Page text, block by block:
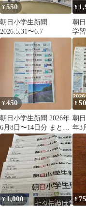
¥550
朝日小学生新聞
2026.5.31〜6.7
¥
朝
学
新
¥450
朝日小学生新聞 2026年
6月8日〜14日分 まとめ
売り
¥
朝
年3
¥ 1,000 ¥